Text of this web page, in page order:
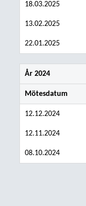
18.03.2025
13.02.2025
22.01.2025
År 2024
Mötesdatum
12.12.2024
12.11.2024
08.10.2024